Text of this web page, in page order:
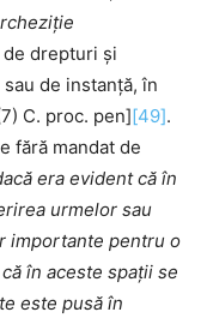
drepturi și
de instanță, în
C. proc. pen][49].
fără mandat de
era evident că în
urmelor sau
importante pentru o
în aceste spații se
este pusă în